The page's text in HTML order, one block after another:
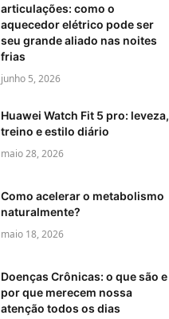
articulações: como o
aquecedor elétrico pode ser
seu grande aliado nas noites
frias
junho 5, 2026
Huawei Watch Fit 5 pro: leveza,
treino e estilo diário
maio 28, 2026
Como acelerar o metabolismo
naturalmente?
maio 18, 2026
Doenças Crônicas: o que são e
por que merecem nossa
atenção todos os dias